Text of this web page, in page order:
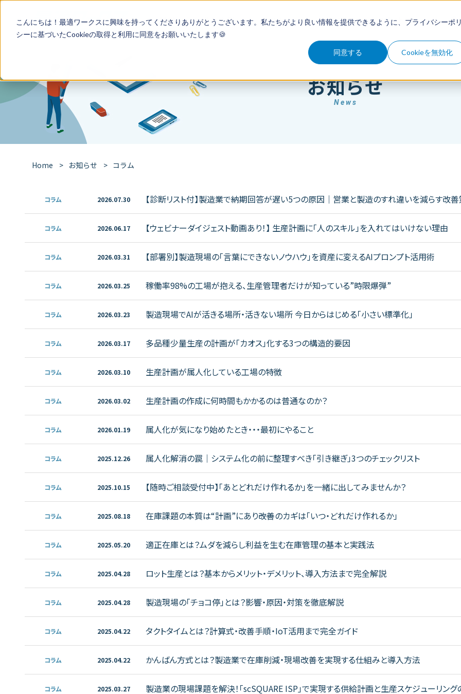
こんにちは！最適ワークスに興味を持ってくださりありがとうございます。私たちがより良い情報を提供できるように、 プライバシーポリ
シーに基づいたCookieの取得と利用に同意をお願いいたします🍪
同意する Cookieを無効化
特徴 導入事例 セミナー コラム お知らせ
お知らせ
News
Home お知らせ コラム
コラム 2026.07.30 【診断リスト付】製造業で納期回答が遅い5つの原因｜営業と製造のすれ違いを減らす改
コラム 2026.06.17 【ウェビナーダイジェスト動画あり！】 生産計画に「人のスキル」を入れてはいけない理由
コラム 2026.03.31 【部署別】製造現場の「言葉にできないノウハウ」を資産に変えるAIプロンプト活用術
コラム 2026.03.25 稼働率98%の工場が抱える、生産管理者だけが知っている”時限爆弾”
コラム 2026.03.23 製造現場でAIが活きる場所・活きない場所 今日からはじめる「小さい標準化」
コラム 2026.03.17 多品種少量生産の計画が「カオス」化する3つの構造的要因
コラム 2026.03.10 生産計画が属人化している工場の特徴
コラム 2026.03.02 生産計画の作成に何時間もかかるのは普通なのか？
コラム 2026.01.19 属人化が気になり始めたとき・・・最初にやること
コラム 2025.12.26 属人化解消の罠｜システム化の前に整理すべき「引き継ぎ」3つのチェックリスト
コラム 2025.10.15 【随時ご相談受付中】「あとどれだけ作れるか」を一緒に出してみませんか？
コラム 2025.08.18 在庫課題の本質は“計画”にあり――改善のカギは「いつ・どれだけ作れるか」
コラム 2025.05.20 適正在庫とは？ムダを減らし利益を生む在庫管理の基本と実践法
コラム 2025.04.28 ロット生産とは？基本からメリット・デメリット、導入方法まで完全解説
コラム 2025.04.28 製造現場の「チョコ停」とは？影響・原因・対策を徹底解説
コラム 2025.04.22 タクトタイムとは？計算式・改善手順・IoT活用まで完全ガイド
コラム 2025.04.22 かんばん方式とは？製造業で在庫削減・現場改善を実現する仕組みと導入方法
コラム 2025.03.27 製造業の現場課題を解決！「scSQUARE ISP」で実現する供給計画と生産スケジューリン